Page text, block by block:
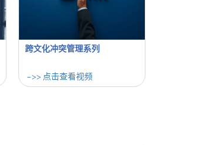
跨文化冲突管理系列
->> 点击查看视频